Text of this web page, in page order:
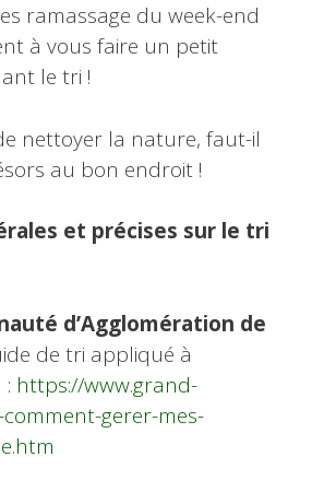
ramassage du week-end
à vous faire un petit
le tri !
nettoyer la nature, faut-il
au bon endroit !
et précises sur le tri
d’Agglomération de
de tri appliqué à
https://www.grand-
gerer-mes-